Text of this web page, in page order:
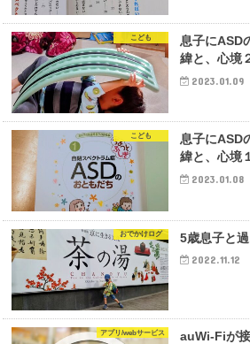
こども
息子にASD
緯と、心境
2023.01.09
こども
息子にASD
緯と、心境
2023.01.08
おでかけログ 5歳息子と
2022.11.12
アプリ/webサービス
auWi-Fiが